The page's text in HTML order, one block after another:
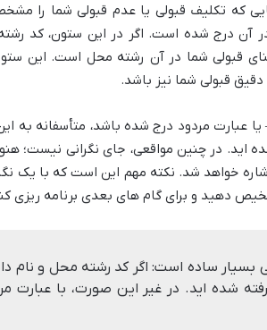
که تکلیف قبولی یا عدم قبولی شما را
آن درج شده است. اگر در این ستون، کد
قبولی شما در آن رشته محل است. این
قبولی شما نیز باشد.
یا عبارت مردود درج شده باشد، متأسفانه به
اید. در چنین مواقعی، جای نگرانی نیست؛
خواهد شد. نکته مهم این است که با یک
دهید و برای گام های بعدی برنامه ریزی
بسیار ساده است: اگر کد رشته محل و نام
شده اید. در غیر این صورت، با عبارت